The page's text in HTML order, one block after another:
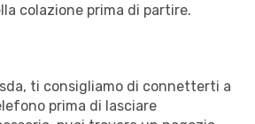
colazione prima di partire.
ti consigliamo di connetterti a
prima di lasciare